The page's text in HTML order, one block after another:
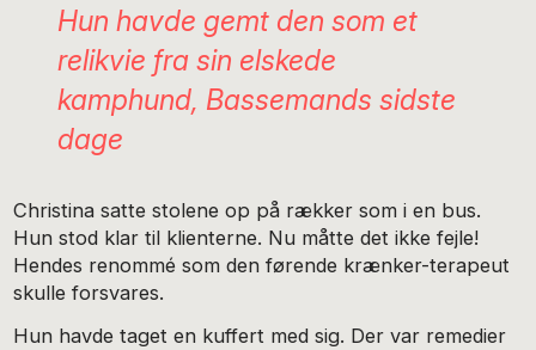
Hun havde gemt den som et
relikvie fra sin elskede
kamphund, Bassemands sidste
dage
Christina satte stolene op på rækker som i en bus.
Hun stod klar til klienterne. Nu måtte det ikke fejle!
Hendes renommé som den førende krænker-terapeut
skulle forsvares.
Hun havde taget en kuffert med sig. Der var remedier